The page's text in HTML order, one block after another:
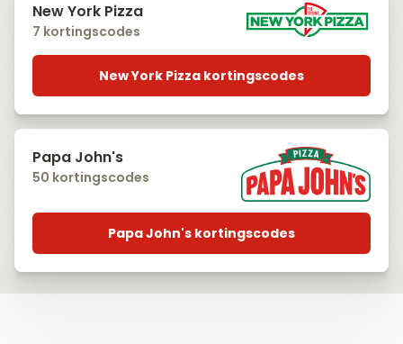
New York Pizza
7 kortingscodes
New York Pizza kortingscodes
Papa John's
50 kortingscodes
Papa John's kortingscodes